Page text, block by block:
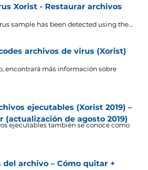
Xorist - Restaurar archivos
sample has been detected using the...
archivos de virus (Xorist)
encontrará más información sobre
ejecutables (Xorist 2019) –
(actualización de agosto 2019)
ejecutables también se conoce como
del archivo – Cómo quitar +